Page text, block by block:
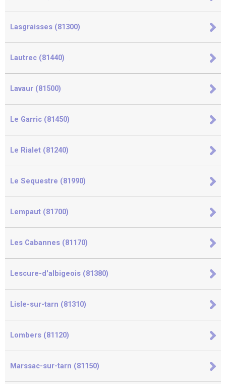
Lasgraisses (81300)
Lautrec (81440)
Lavaur (81500)
Le Garric (81450)
Le Rialet (81240)
Le Sequestre (81990)
Lempaut (81700)
Les Cabannes (81170)
Lescure-d'albigeois (81380)
Lisle-sur-tarn (81310)
Lombers (81120)
Marssac-sur-tarn (81150)